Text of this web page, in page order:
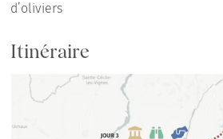
d’oliviers
Itinéraire